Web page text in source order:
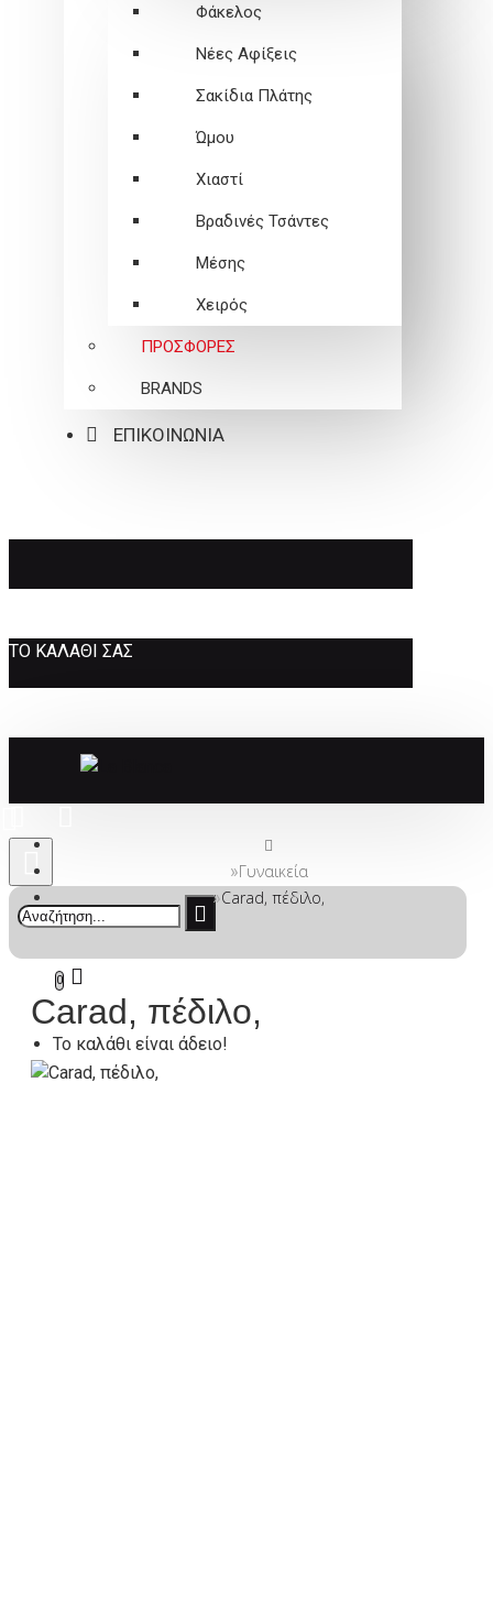
Φάκελος
Νέες Αφίξεις
Σακίδια Πλάτης
Ώμου
Χιαστί
Βραδινές Τσάντες
Μέσης
Χειρός
ΠΡΟΣΦΟΡΕΣ
BRANDS
ΕΠΙΚΟΙΝΩΝΙΑ
ΤΟ ΚΑΛΆΘΙ ΣΑΣ
0
Το καλάθι είναι άδειο!
Γυναικεία
Carad, πέδιλο,
Carad, πέδιλο,